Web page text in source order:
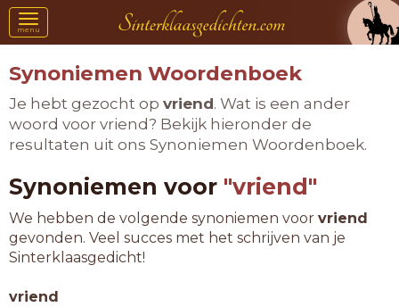
Toggle
navigation
menu
Synoniemen Woordenboek
Je hebt gezocht op vriend. Wat is een ander
woord voor vriend? Bekijk hieronder de
resultaten uit ons Synoniemen Woordenboek.
Synoniemen voor "vriend"
We hebben de volgende synoniemen voor vriend
gevonden. Veel succes met het schrijven van je
Sinterklaasgedicht!
vriend